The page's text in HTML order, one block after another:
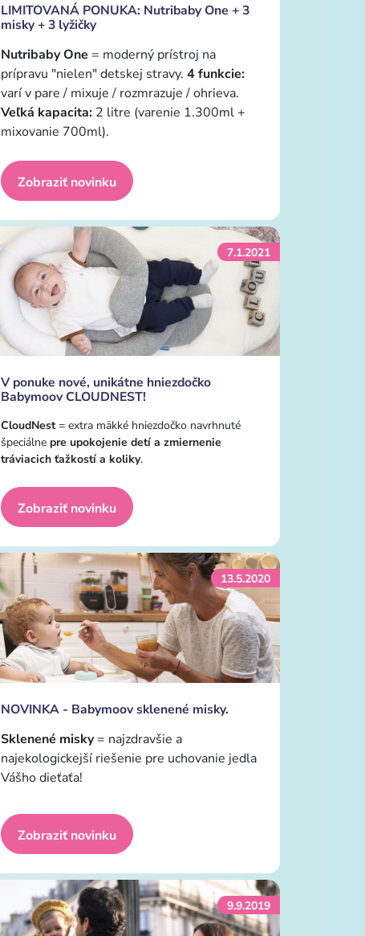
LIMITOVANÁ PONUKA: Nutribaby One + 3
misky + 3 lyžičky
Nutribaby One = moderný prístroj na
prípravu "nielen" detskej stravy. 4 funkcie:
varí v pare / mixuje / rozmrazuje / ohrieva.
Veľká kapacita:2 litre (varenie 1.300ml +
mixovanie 700ml).
Zobraziť novinku
7.1.2021
V ponuke nové, unikátne hniezdočko
Babymoov CLOUDNEST!
CloudNest= extra mäkké hniezdočko navrhnuté
špeciálne pre upokojenie detí a zmiernenie
tráviacich ťažkostí a koliky.
Zobraziť novinku
13.5.2020
NOVINKA - Babymoov sklenené misky.
Sklenené misky= najzdravšie a
najekologickejší riešenie pre uchovanie jedla
Vášho dieťaťa!
Zobraziť novinku
9.9.2019